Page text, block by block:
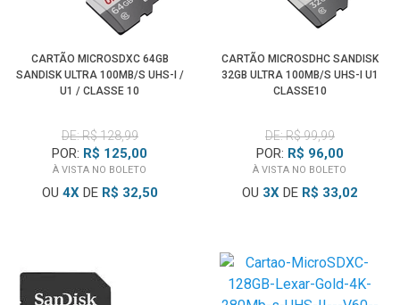
CARTÃO MICROSDXC 64GB
SANDISK ULTRA 100MB/S UHS-I /
U1 / CLASSE 10
DE: R$ 128,99
POR: R$ 125,00
À VISTA NO BOLETO
OU 4XDE R$ 32,50
CARTÃO MICROSDHC SANDISK
32GB ULTRA 100MB/S UHS-I U1
CLASSE10
DE: R$ 99,99
POR: R$ 96,00
À VISTA NO BOLETO
OU 3XDE R$ 33,02